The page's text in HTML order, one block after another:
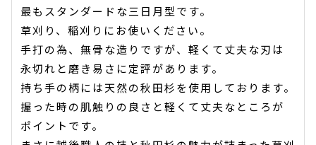
最もスタンダードな三日月型です。
草刈り、稲刈りにお使いください。
手打の為、無骨な造りですが、軽くて丈夫な刃は
永切れと磨き易さに定評があります。
持ち手の柄には天然の秋田杉を使用しております。
握った時の肌触りの良さと軽くて丈夫なところが
ポイントです。